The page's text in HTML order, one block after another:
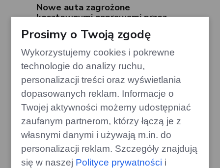
Nowe auta zagrożone
kosztownymi naprawami przez
drobne szkody
gazoo.pl
Prosimy o Twoją zgodę
Wykorzystujemy cookies i pokrewne
technologie do analizy ruchu,
personalizacji treści oraz wyświetlania
dopasowanych reklam. Informacje o
Twojej aktywności możemy udostępniać
zaufanym partnerom, którzy łączą je z
własnymi danymi i używają m.in. do
personalizacji reklam. Szczegóły znajdują
się w naszej Polityce prywatności i